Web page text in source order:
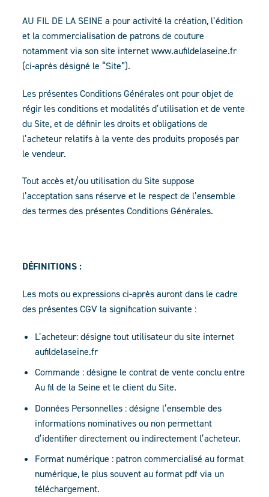
AU FIL DE LA SEINE a pour activité la création, l’édition
et la commercialisation de patrons de couture
notamment via son site internet www.aufildelaseine.fr
(ci-après désigné le “Site”).
Les présentes Conditions Générales ont pour objet de
régir les conditions et modalités d’utilisation et de vente
du Site, et de définir les droits et obligations de
l’acheteur relatifs à la vente des produits proposés par
le vendeur.
Tout accès et/ou utilisation du Site suppose
l’acceptation sans réserve et le respect de l’ensemble
des termes des présentes Conditions Générales.
DÉFINITIONS :
Les mots ou expressions ci-après auront dans le cadre
des présentes CGV la signification suivante :
L’acheteur: désigne tout utilisateur du site internet
aufildelaseine.fr
Commande : désigne le contrat de vente conclu entre
Au fil de la Seine et le client du Site.
Données Personnelles : désigne l’ensemble des
informations nominatives ou non permettant
d’identifier directement ou indirectement l’acheteur.
Format numérique : patron commercialisé au format
numérique, le plus souvent au format pdf via un
téléchargement.